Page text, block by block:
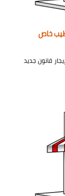
خاص
قانون جديد